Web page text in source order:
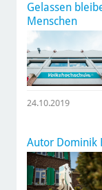
Gelassen
Menschen
24.10.2019
Autor Dominik